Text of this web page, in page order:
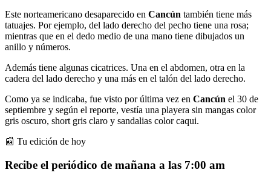
Este norteamericano desaparecido en Cancún también tiene más
tatuajes. Por ejemplo, del lado derecho del pecho tiene una rosa;
mientras que en el dedo medio de una mano tiene dibujados un
anillo y números.
Además tiene algunas cicatrices. Una en el abdomen, otra en la
cadera del lado derecho y una más en el talón del lado derecho.
Como ya se indicaba, fue visto por última vez en Cancún el 30 de
septiembre y según el reporte, vestía una playera sin mangas color
gris oscuro, short gris claro y sandalias color caqui.
📰 Tu edición de hoy
Recibe el periódico de mañana a las 7:00 am